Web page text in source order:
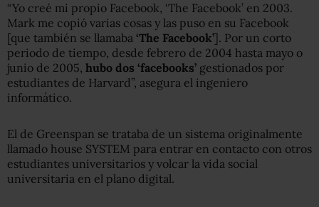
“Yo creé mi propio Facebook, ‘The Facebook’ en 2003.
Mark me copió varias cosas y las puso en su Facebook
[que también se llamaba ‘The Facebook’]. Por un corto
periodo de tiempo, desde febrero de 2004 hasta mayo o
junio de 2005, hubo dos ‘facebooks’ gestionados por
estudiantes de Harvard”, asegura el ingeniero
informático.
El de Greenspan se trataba de un sistema originalmente
llamado house SYSTEM para entrar en contacto con otros
estudiantes universitarios y volcar la vida social
universitaria en el plano digital.